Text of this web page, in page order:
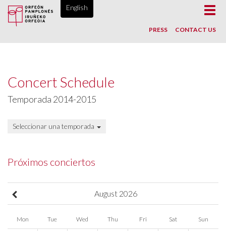
ORFEÓN PAMPLONÉS, SINCE 1865
English
PRESS CONTACT US
Concert Schedule
Temporada 2014-2015
Seleccionar una temporada
Próximos conciertos
August 2026
Mon Tue Wed Thu Fri Sat Sun